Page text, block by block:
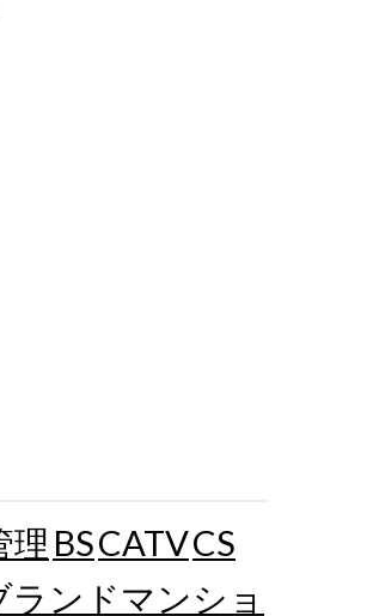
理 BSCATVCS
ランドマンショ